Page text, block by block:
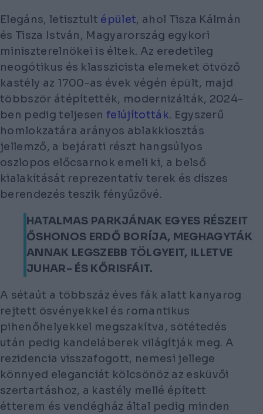
Elegáns, letisztult épület, ahol Tisza Kálmán
és Tisza István, Magyarország egykori
miniszterelnökei is éltek. Az eredetileg
neogótikus és klasszicista elemeket ötvöző
kastély az 1700-as évek végén épült, majd
többször átépítették, modernizálták, 2024-
ben pedig teljesen felújították. Egyszerű
homlokzatára arányos ablakkiosztás
jellemző, a bejárati részt hangsúlyos
oszlopos előcsarnok emeli ki, a belső
kialakítását reprezentatív terek és díszes
berendezés teszik fényűzővé.
HATALMAS PARKJÁNAK EGYES RÉSZEIT
ŐSHONOS ERDŐ BORÍJA, MEGHAGYTÁK
ANNAK LEGSZEBB TÖLGYEIT, ILLETVE
JUHAR- ÉS KŐRISFÁIT.
A sétaút a többszáz éves fák alatt kanyarog
rejtett ösvényekkel és romantikus
pihenőhelyekkel megszakítva, sötétedés
után pedig kandeláberek világítják meg. A
rezidencia visszafogott, nemesi jellege
könnyed eleganciát kölcsönöz az esküvői
szertartáshoz, a kastély mellé épített
étterem és vendégház által pedig minden